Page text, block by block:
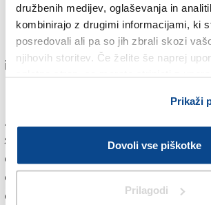
družbenih medijev, oglaševanja in
kombinirajo z drugimi informacijami, ki
posredovali ali pa so jih zbrali skozi
njihovih storitev. Če želite še naprej
Prikaži
Dovoli vse piškotke
Prilagodi
ki je komemoraciji nasprotoval.
Piccolo Gianpaolu Sartiju, ki ga je v
neofašist, je na pobudo svetnika
izrazil solidarnost deželni svet FJK,
novinarski sindikat Assostampa in
zbornica. Nasilje so obsodili vsa
svetu in svetniška skupina Naprej,
organizacija VZPI-ANPI in mnogi
opensko društvo Tabor. Medtem pa
odbornik Fabio Scoccimarro in